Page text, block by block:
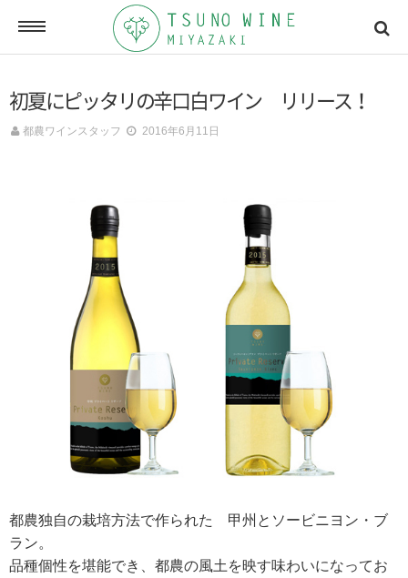
ONLINE SHOP
オンラインショッピング
アクセスマップ
お問い合わせ
DATA
会社概要
初夏にピッタリの辛口白ワイン リリース！
都農ワインスタッフ 2016年6月11日
都農独自の栽培方法で作られた 甲州とソービニヨン・ブ
ラン。
品種個性を堪能でき、都農の風土を映す味わいになってお